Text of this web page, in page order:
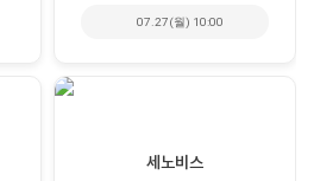
07.27(월) 10:00
세노비스